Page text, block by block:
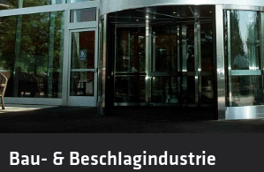
Bau- & Beschlagindustrie